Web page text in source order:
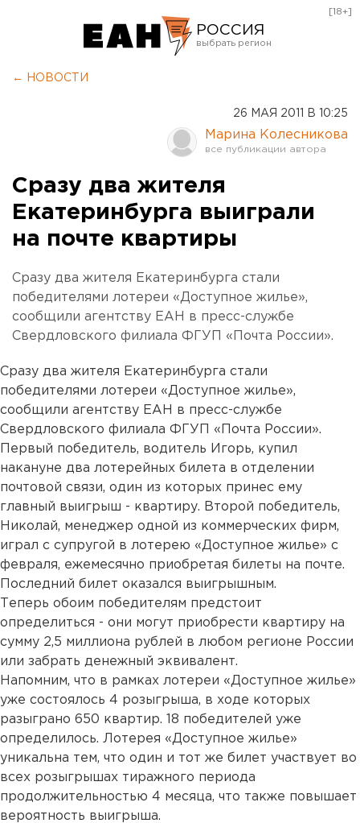
РОССИЯ
Оренбург
[18+]
← НОВОСТИ
26 МАЯ 2011 В 10:25
Марина Колесникова
Сразу два жителя
Екатеринбурга выиграли
на почте квартиры
Сразу два жителя Екатеринбурга стали
победителями лотереи «Доступное жилье»,
сообщили агентству ЕАН в пресс-службе
Свердловского филиала ФГУП «Почта России».
Сразу два жителя Екатеринбурга стали
победителями лотереи «Доступное жилье»,
сообщили агентству ЕАН в пресс-службе
Свердловского филиала ФГУП «Почта России».
Первый победитель, водитель Игорь, купил
накануне два лотерейных билета в отделении
почтовой связи, один из которых принес ему
главный выигрыш - квартиру. Второй победитель,
Николай, менеджер одной из коммерческих фирм,
играл с супругой в лотерею «Доступное жилье» с
февраля, ежемесячно приобретая билеты на почте.
Последний билет оказался выигрышным.
Теперь обоим победителям предстоит
определиться - они могут приобрести квартиру на
сумму 2,5 миллиона рублей в любом регионе России
или забрать денежный эквивалент.
Напомним, что в рамках лотереи «Доступное жилье»
уже состоялось 4 розыгрыша, в ходе которых
разыграно 650 квартир. 18 победителей уже
определилось. Лотерея «Доступное жилье»
уникальна тем, что один и тот же билет участвует во
всех розыгрышах тиражного периода
продолжительностью 4 месяца, что также повышает
вероятность выигрыша.